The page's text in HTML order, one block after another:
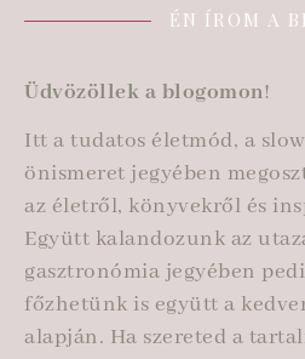
ÉN ÍROM A
Üdvözöllek a blogomon!
Itt a tudatos életmód, a
önismeret jegyében
az életről, könyvekről és
Együtt kalandozunk az
gasztronómia jegyében
főzhetünk is együtt a
alapján. Ha szereted a